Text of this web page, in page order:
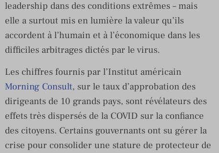
leadership dans des conditions extrêmes – mais
elle a surtout mis en lumière la valeur qu’ils
accordent à l’humain et à l’économique dans les
difficiles arbitrages dictés par le virus.
Les chiffres fournis par l’Institut américain
Morning Consult, sur le taux d’approbation des
dirigeants de 10 grands pays, sont révélateurs des
effets très dispersés de la COVID sur la confiance
des citoyens. Certains gouvernants ont su gérer la
crise pour consolider une stature de protecteur de